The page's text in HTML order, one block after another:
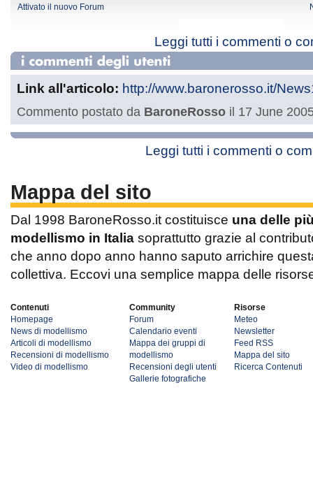
Attivato il nuovo Forum
Leggi tutti i commenti o
Link all'articolo: http://www.baronerosso.it/
Commento postato da BaroneRosso il 17 June
Leggi tutti i commenti o
Mappa del sito
Dal 1998 BaroneRosso.it costituisce una delle
modellismo in Italia soprattutto grazie al
che anno dopo anno hanno saputo arrichire
collettiva. Eccovi una semplice mappa delle
Contenuti
Homepage
News di modellismo
Articoli di modellismo
Recensioni di modellismo
Video di modellismo
Community
Forum
Calendario eventi
Mappa dei gruppi di
modellismo
Recensioni degli utenti
Gallerie fotografiche
Risorse
Meteo
Newsletter
Feed RSS
Mappa del sito
Ricerca Contenuti